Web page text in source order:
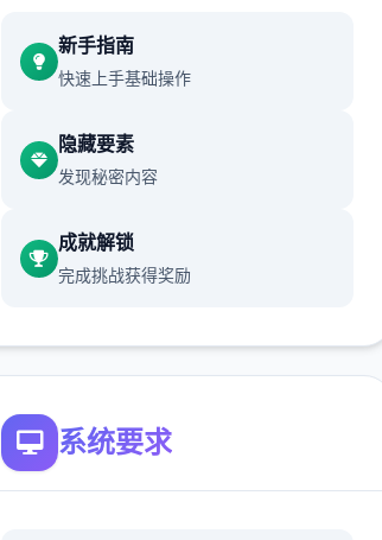
新增chuang戏功能
现在可以进行床戏教学了
体育仓库和保健室均可触发chuang
戏，但目前体育仓库尚未实装
但为方便进度报告版体验，现调整
为角色等级≥10时开放
现在可以用剃刀自由修剪毛形状
该功能其实早已开发完成，但因未
新手指南
快速上手基础操作
隐藏要素
发现秘密内容
成就解锁
完成挑战获得奖励
系统要求